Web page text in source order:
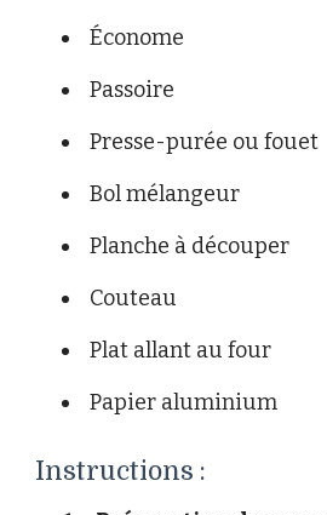
Économe
Passoire
Presse-purée ou fouet
Bol mélangeur
Planche à découper
Couteau
Plat allant au four
Papier aluminium
Instructions :